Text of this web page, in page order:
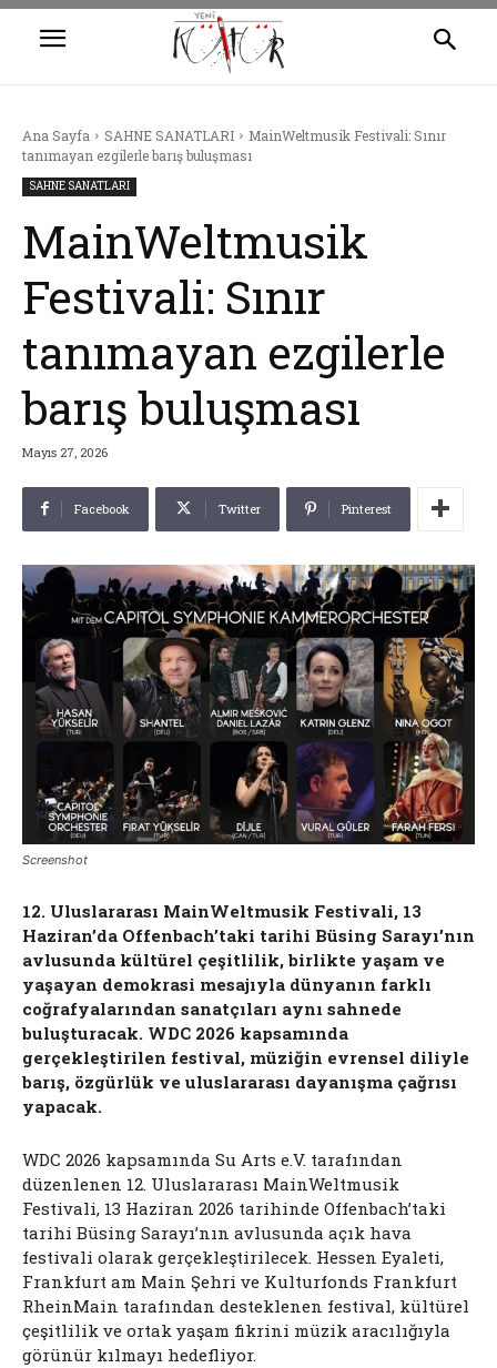
Ana Sayfa SAHNE SANATLARI
MainWeltmusik Festivali: Sınır
tanımayan ezgilerle barış buluşması
SAHNE SANATLARI
MainWeltmusik
Festivali: Sınır
tanımayan ezgilerle
barış buluşması
Mayıs 27, 2026
Facebook Twitter Pinterest
Screenshot
12. Uluslararası MainWeltmusik Festivali, 13
Haziran’da Offenbach’taki tarihi Büsing Sarayı’nın
avlusunda kültürel çeşitlilik, birlikte yaşam ve
yaşayan demokrasi mesajıyla dünyanın farklı
coğrafyalarından sanatçıları aynı sahnede
buluşturacak. WDC 2026 kapsamında
gerçekleştirilen festival, müziğin evrensel diliyle
barış, özgürlük ve uluslararası dayanışma çağrısı
yapacak.
WDC 2026 kapsamında Su Arts e.V. tarafından
düzenlenen 12. Uluslararası MainWeltmusik
Festivali, 13 Haziran 2026 tarihinde Offenbach’taki
tarihi Büsing Sarayı’nın avlusunda açık hava
festivali olarak gerçekleştirilecek. Hessen Eyaleti,
Frankfurt am Main Şehri ve Kulturfonds Frankfurt
RheinMain tarafından desteklenen festival, kültürel
çeşitlilik ve ortak yaşam fikrini müzik aracılığıyla
görünür kılmayı hedefliyor.